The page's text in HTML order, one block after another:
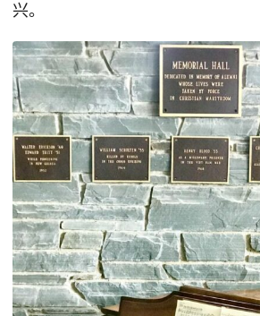
兴。